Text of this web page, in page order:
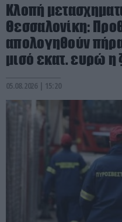
Κλοπή
Θεσσαλονίκη:
απολογηθούν
μισό εκατ. ευρώ η
05.08.2026 | 15:20